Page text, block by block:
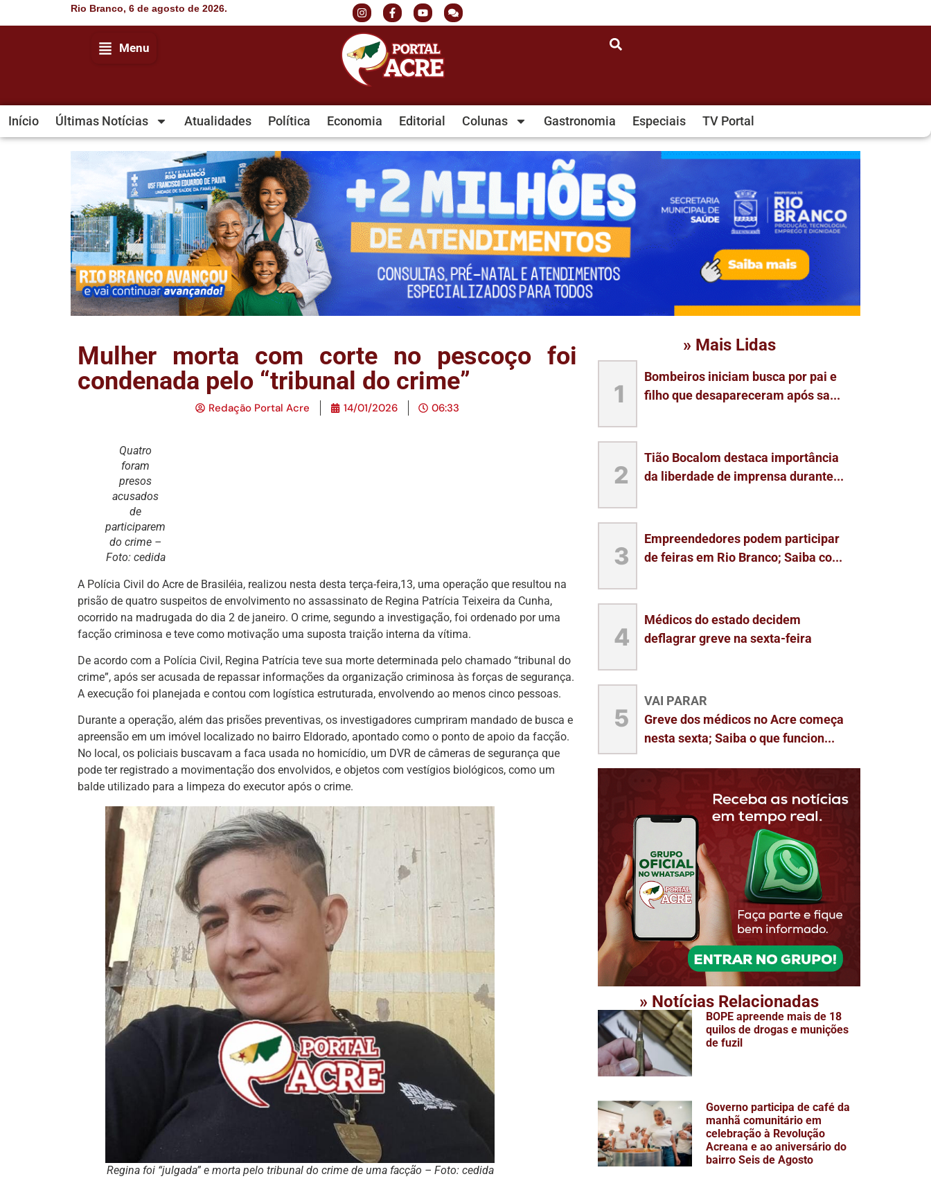
Rio Branco, 6 de agosto de 2026.
Menu
Início Últimas Notícias Atualidades Política Economia Editorial Colunas Gastronomia Especiais TV Portal
Mulher morta com corte no pescoço foi
condenada pelo “tribunal do crime”
Redação Portal Acre 14/01/2026 06:33
Quatro
foram
presos
acusados
de
participarem
do crime –
Foto: cedida
A Polícia Civil do Acre de Brasiléia, realizou nesta desta terça-feira,13, uma operação que resultou na
prisão de quatro suspeitos de envolvimento no assassinato de Regina Patrícia Teixeira da Cunha,
ocorrido na madrugada do dia 2 de janeiro. O crime, segundo a investigação, foi ordenado por uma
facção criminosa e teve como motivação uma suposta traição interna da vítima.
De acordo com a Polícia Civil, Regina Patrícia teve sua morte determinada pelo chamado “tribunal do
crime”, após ser acusada de repassar informações da organização criminosa às forças de segurança.
A execução foi planejada e contou com logística estruturada, envolvendo ao menos cinco pessoas.
Durante a operação, além das prisões preventivas, os investigadores cumpriram mandado de busca e
apreensão em um imóvel localizado no bairro Eldorado, apontado como o ponto de apoio da facção.
No local, os policiais buscavam a faca usada no homicídio, um DVR de câmeras de segurança que
pode ter registrado a movimentação dos envolvidos, e objetos com vestígios biológicos, como um
balde utilizado para a limpeza do executor após o crime.
Regina foi “julgada” e morta pelo tribunal do crime de uma facção – Foto: cedida
» Mais Lidas
1
Bombeiros iniciam busca por pai e
filho que desapareceram após sa...
2
Tião Bocalom destaca importância
da liberdade de imprensa durante...
3
Empreendedores podem participar
de feiras em Rio Branco; Saiba co...
4
Médicos do estado decidem
deflagrar greve na sexta-feira
5
VAI PARAR
Greve dos médicos no Acre começa
nesta sexta; Saiba o que funcion...
» Notícias Relacionadas
BOPE apreende mais de 18
quilos de drogas e munições
de fuzil
Governo participa de café da
manhã comunitário em
celebração à Revolução
Acreana e ao aniversário do
bairro Seis de Agosto